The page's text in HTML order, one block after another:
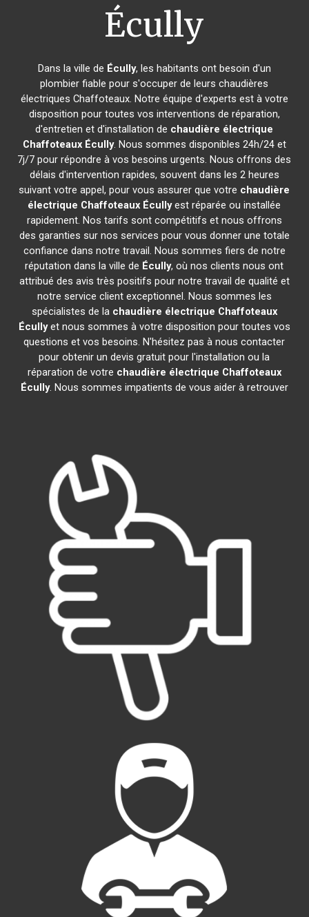
Écully
Dans la ville de Écully, les habitants ont besoin d'un
plombier fiable pour s'occuper de leurs chaudières
électriques Chaffoteaux. Notre équipe d'experts est à votre
disposition pour toutes vos interventions de réparation,
d'entretien et d'installation de chaudière électrique
Chaffoteaux Écully. Nous sommes disponibles 24h/24 et
7j/7 pour répondre à vos besoins urgents. Nous offrons des
délais d'intervention rapides, souvent dans les 2 heures
suivant votre appel, pour vous assurer que votre chaudière
électrique Chaffoteaux Écullyest réparée ou installée
rapidement. Nos tarifs sont compétitifs et nous offrons
des garanties sur nos services pour vous donner une totale
confiance dans notre travail. Nous sommes fiers de notre
réputation dans la ville de Écully, où nos clients nous ont
attribué des avis très positifs pour notre travail de qualité et
notre service client exceptionnel. Nous sommes les
spécialistes de la chaudière électrique Chaffoteaux
Écullyet nous sommes à votre disposition pour toutes vos
questions et vos besoins. N'hésitez pas à nous contacter
pour obtenir un devis gratuit pour l'installation ou la
réparation de votre chaudière électrique Chaffoteaux
Écully. Nous sommes impatients de vous aider à retrouver